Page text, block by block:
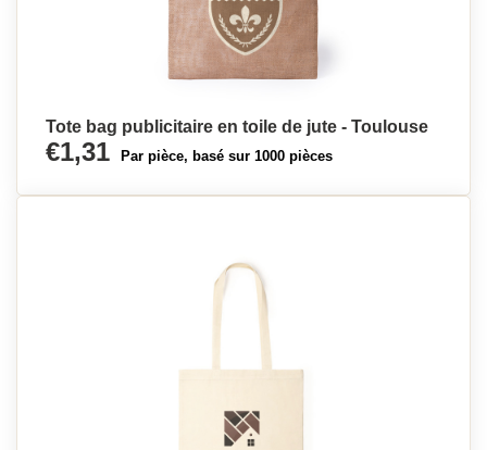
Tote bag publicitaire en toile de jute - Toulouse
€1,31 Par pièce, basé sur 1000 pièces